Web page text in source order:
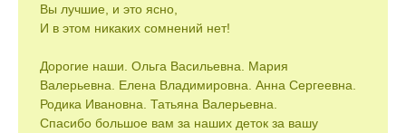
Вы лучшие, и это ясно,
И в этом никаких сомнений нет!
Дорогие наши. Ольга Васильевна. Мария
Валерьевна. Елена Владимировна. Анна Сергеевна.
Родика Ивановна. Татьяна Валерьевна.
Спасибо большое вам за наших деток за вашу